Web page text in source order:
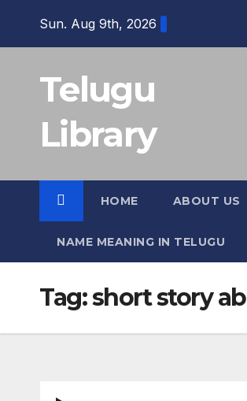
Sun. Aug 9th, 2026
Telugu
Library
HOME ABOUT US
NAME MEANING IN TELUGU
Tag:short story